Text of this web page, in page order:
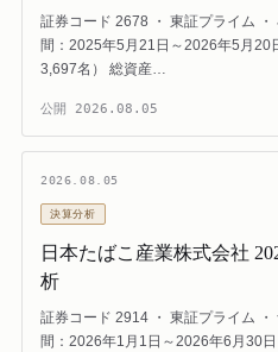
証券コード 2678 ・ 東証プライム
間：2025年5月21日～2026年5月20
3,697名） 総資産…
公開 2026.08.05
2026.08.05
決算分析
日本たばこ産業株式会社
析
証券コード 2914 ・ 東証プライム
間：2026年1月1日～2026年6月30